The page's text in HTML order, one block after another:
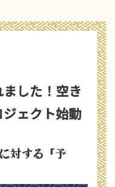
した！空き
ェクト始動
対する「予